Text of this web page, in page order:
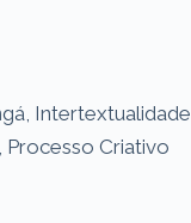
Intertextualidade,
Processo Criativo